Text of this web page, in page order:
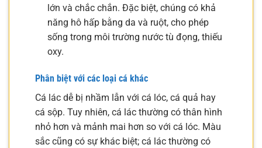
lớn và chắc chắn. Đặc biệt, chúng có khả
năng hô hấp bằng da và ruột, cho phép
sống trong môi trường nước tù đọng, thiếu
oxy.
Phân biệt với các loại cá khác
Cá lác dễ bị nhầm lẫn với cá lóc, cá quả hay
cá sộp. Tuy nhiên, cá lác thường có thân hình
nhỏ hơn và mảnh mai hơn so với cá lóc. Màu
sắc cũng có sự khác biệt; cá lác thường có